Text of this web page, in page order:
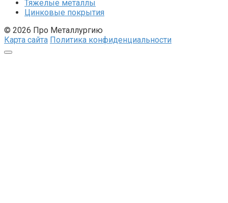
Тяжелые металлы
Цинковые покрытия
© 2026 Про Металлургию
Карта сайта Политика конфиденциальности